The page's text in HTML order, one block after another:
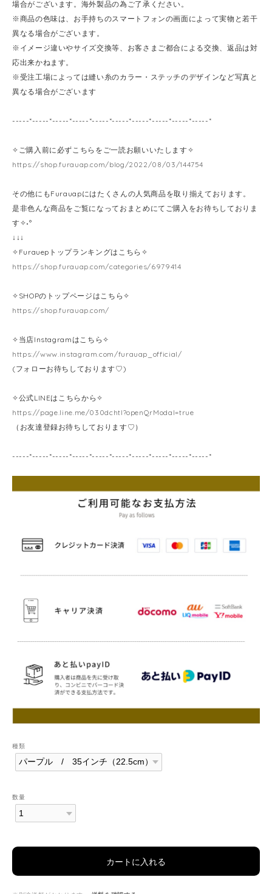
場合がございます。海外製品の為ご了承ください。
※商品の色味は、お手持ちのスマートフォンの画面によって実物と若干
異なる場合がございます。
※イメージ違いやサイズ交換等、お客さまご都合による交換、返品は対
応出来かねます。
※受注工場によっては縫い糸のカラー・ステッチのデザインなど写真と
異なる場合がございます
-----*-----*-----*-----*-----*-----*-----*-----*-----*-----*
✧ご購入前に必ずこちらをご一読お願いいたします✧
https://shop.furauap.com/blog/2022/08/03/144754
その他にもFurauapにはたくさんの人気商品を取り揃えております。
是非色んな商品をご覧になっておまとめにてご購入をお待ちしておりま
す✧˖°
↓↓↓
✧Furauepトップランキングはこちら✧
https://shop.furauap.com/categories/6979414
✧SHOPのトップページはこちら✧
https://shop.furauap.com/
✧当店Instagramはこちら✧
https://www.instagram.com/furauap_official/
(フォローお待ちしております♡)
✧公式LINEはこちらから✧
https://page.line.me/030dchtl?openQrModal=true
（お友達登録お待ちしております♡）
-----*-----*-----*-----*-----*-----*-----*-----*-----*-----*
種類
数量
カートに入れる